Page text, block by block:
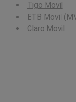
Tigo Movil
ETB Movil
Claro Movil